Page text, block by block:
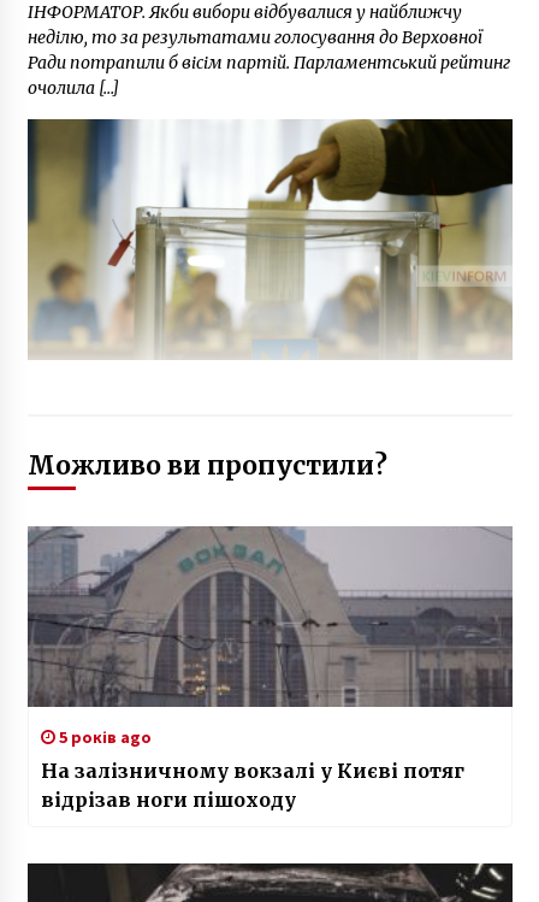
ІНФОРМАТОР. Якби вибори відбувалися у найближчу
неділю, то за результатами голосування до Верховної
Ради потрапили б вісім партій. Парламентський рейтинг
очолила […]
Можливо ви пропустили?
5 років ago
На залізничному вокзалі у Києві потяг
відрізав ноги пішоходу